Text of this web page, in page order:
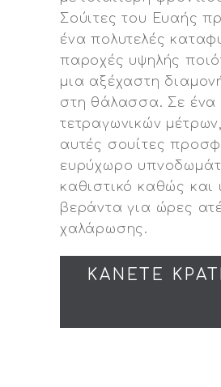
Σούιτες του Ευαής
ένα πολυτελές
παροχές υψηλής
μια αξέχαστη
στη θάλασσα. Σε ένα
τετραγωνικών
αυτές σουίτες
ευρύχωρο
καθιστικό καθώς και
βεράντα για ώρες
χαλάρωσης.
ΚΑΝΕΤΕ